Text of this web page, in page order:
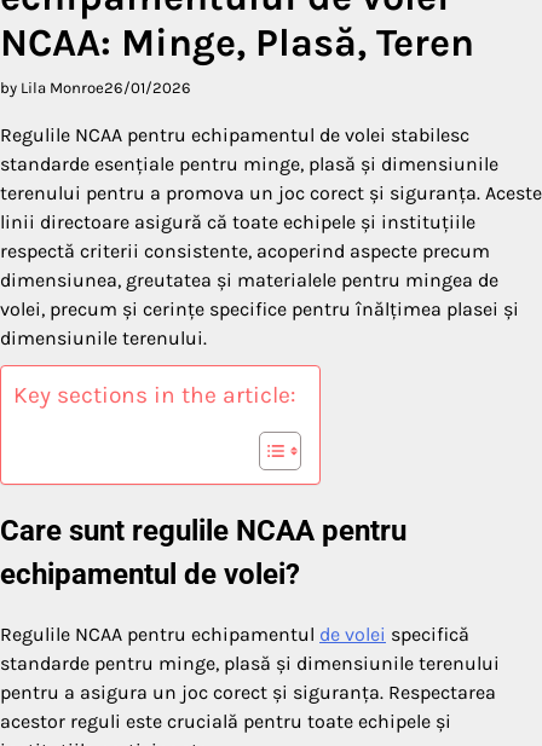
NCAA: Minge, Plasă, Teren
by Lila Monroe26/01/2026
Regulile NCAA pentru echipamentul de volei stabilesc
standarde esențiale pentru minge, plasă și dimensiunile
terenului pentru a promova un joc corect și siguranța. Aceste
linii directoare asigură că toate echipele și instituțiile
respectă criterii consistente, acoperind aspecte precum
dimensiunea, greutatea și materialele pentru mingea de
volei, precum și cerințe specifice pentru înălțimea plasei și
dimensiunile terenului.
Key sections in the article:
Care sunt regulile NCAA pentru
echipamentul de volei?
Regulile NCAA pentru echipamentul de volei specifică
standarde pentru minge, plasă și dimensiunile terenului
pentru a asigura un joc corect și siguranța. Respectarea
acestor reguli este crucială pentru toate echipele și